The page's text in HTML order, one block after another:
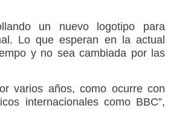
un nuevo logotipo para
Lo que esperan en la actual
y no sea cambiada por las
varios años, como ocurre con
internacionales como BBC”,